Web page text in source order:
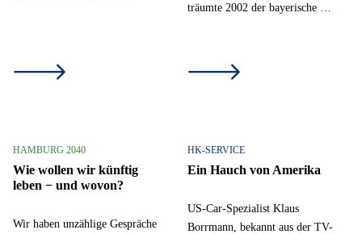
träumte 2002 der bayerische …
HAMBURG 2040
Wie wollen wir künftig
leben − und wovon?
Wir haben unzählige Gespräche
HK-SERVICE
Ein Hauch von Amerika
US-Car-Spezialist Klaus
Borrmann, bekannt aus der TV-